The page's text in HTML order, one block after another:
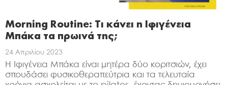
Morning Routine: Τι κάνει η Ιφιγένεια
Μπάκα τα πρωινά της;
24 Απριλίου 2023
Η Ιφιγένεια Μπάκα είναι μητέρα δύο κοριτσιών, έχει
σπουδάσει φυσικοθεραπεύτρια και τα τελευταία